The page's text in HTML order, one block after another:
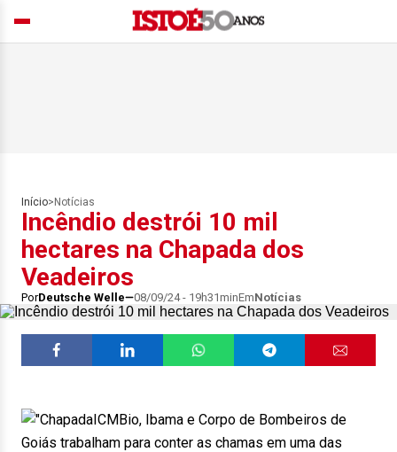
Início> Notícias
Incêndio destrói 10 mil
hectares na Chapada dos
Veadeiros
PorDeutsche Welle 08/09/24 - 19h31minEmNotícias
ICMBio, Ibama e Corpo de Bombeiros de
Goiás trabalham para conter as chamas em uma das